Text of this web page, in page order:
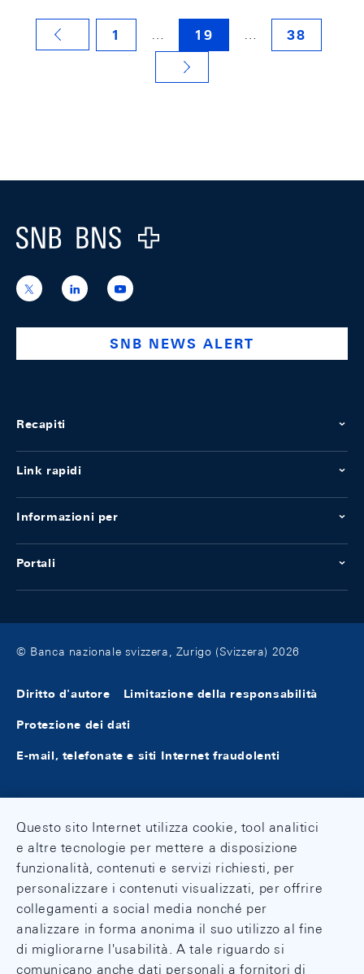
1 19 38
Footer
Logo
https://x.com/snb_bns
https://ch.linkedin.com/company/swiss-
national-
https://www.youtube.com/
SNB NEWS ALERT
Recapiti
Link rapidi
Informazioni per
Portali
© Banca nazionale svizzera, Zurigo (Svizzera) 2026
Diritto d'autore Limitazione della responsabilità
Protezione dei dati
E-mail, telefonate e siti Internet fraudolenti
Questo sito Internet utilizza cookie, tool analitici
e altre tecnologie per mettere a disposizione
funzionalità, contenuti e servizi richiesti, per
personalizzare i contenuti visualizzati, per offrire
collegamenti a social media nonché per
analizzare in forma anonima il suo utilizzo al fine
di migliorarne l'usabilità. A tale riguardo si
comunicano anche dati personali a fornitori di